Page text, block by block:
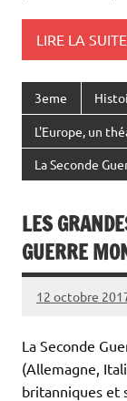
LIRE LA
3eme
L'Europe, un
La Seconde
LES
GUERRE
12 octobre
La Seconde
(Allemagne,
britanniques et